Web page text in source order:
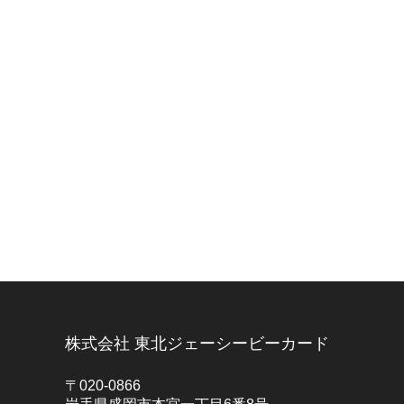
株式会社 東北ジェーシービーカード
〒020-0866